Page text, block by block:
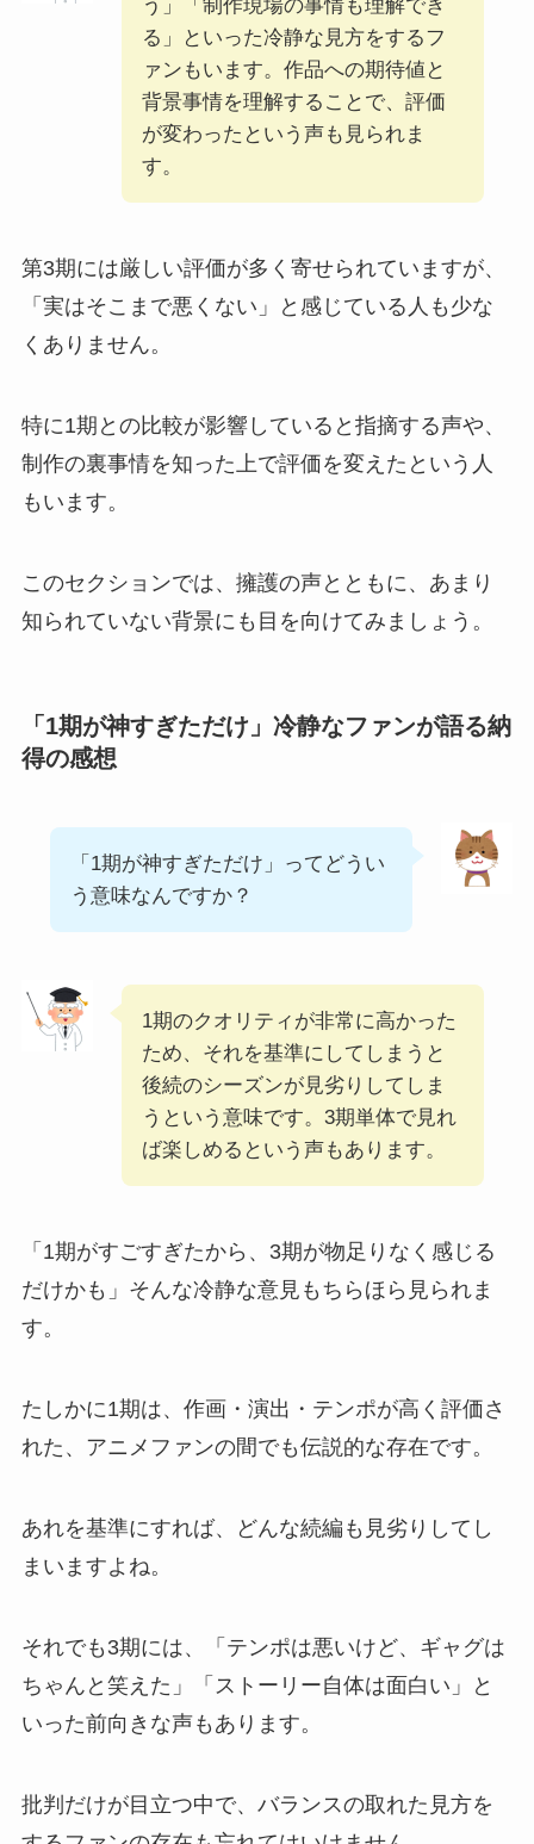
う」「制作現場の事情も理解でき
る」といった冷静な見方をするフ
ァンもいます。作品への期待値と
背景事情を理解することで、評価
が変わったという声も見られま
す。
第3期には厳しい評価が多く寄せられていますが、
「実はそこまで悪くない」と感じている人も少な
くありません。
特に1期との比較が影響していると指摘する声や、
制作の裏事情を知った上で評価を変えたという人
もいます。
このセクションでは、擁護の声とともに、あまり
知られていない背景にも目を向けてみましょう。
「1期が神すぎただけ」冷静なファンが語る納
得の感想
「1期が神すぎただけ」ってどうい
う意味なんですか？
1期のクオリティが非常に高かった
ため、それを基準にしてしまうと
後続のシーズンが見劣りしてしま
うという意味です。3期単体で見れ
ば楽しめるという声もあります。
「1期がすごすぎたから、3期が物足りなく感じる
だけかも」そんな冷静な意見もちらほら見られま
す。
たしかに1期は、作画・演出・テンポが高く評価さ
れた、アニメファンの間でも伝説的な存在です。
あれを基準にすれば、どんな続編も見劣りしてし
まいますよね。
それでも3期には、「テンポは悪いけど、ギャグは
ちゃんと笑えた」「ストーリー自体は面白い」と
いった前向きな声もあります。
批判だけが目立つ中で、バランスの取れた見方を